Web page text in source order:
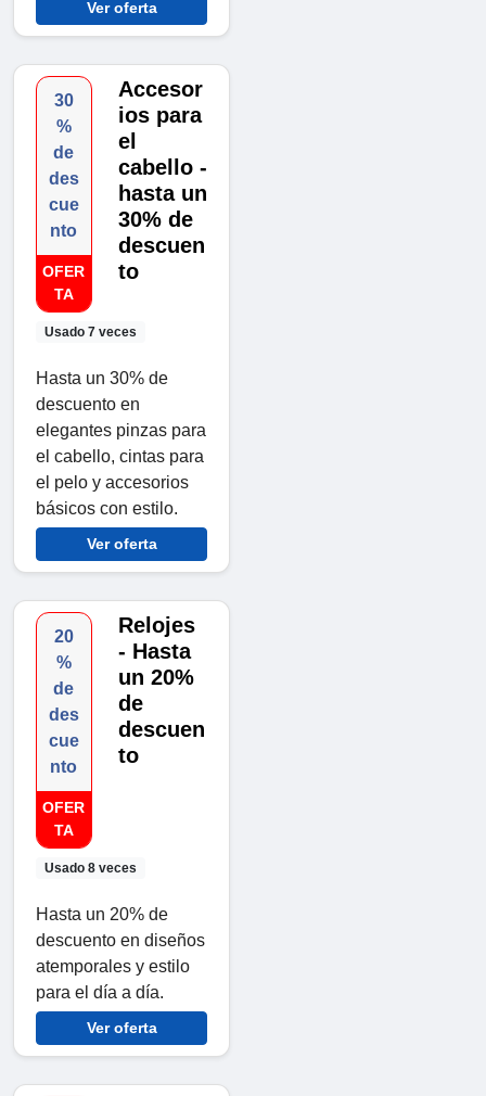
Ver oferta
30
%
de
des
cue
nto
OFER
TA
Usado 7 veces
Accesor
ios para
el
cabello -
hasta un
30% de
descuen
to
Hasta un 30% de
descuento en
elegantes pinzas para
el cabello, cintas para
el pelo y accesorios
básicos con estilo.
Ver oferta
20
%
de
des
cue
nto
OFER
TA
Usado 8 veces
Relojes
- Hasta
un 20%
de
descuen
to
Hasta un 20% de
descuento en diseños
atemporales y estilo
para el día a día.
Ver oferta